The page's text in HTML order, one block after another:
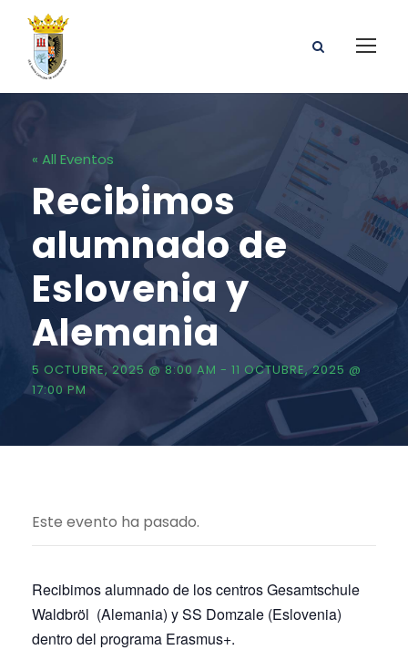
« All Eventos
Recibimos
alumnado de
Eslovenia y
Alemania
5 OCTUBRE, 2025 @ 8:00 AM - 11 OCTUBRE, 2025 @
17:00 PM
Este evento ha pasado.
Recibimos alumnado de los centrosGesamtschule
Waldbröl (Alemania) y SS Domzale (Eslovenia)
dentro del programa Erasmus+.